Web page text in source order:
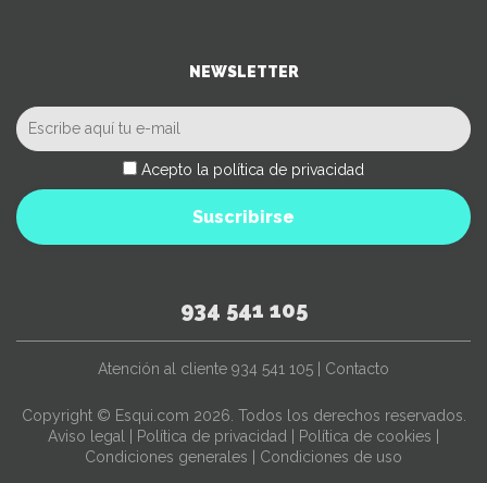
NEWSLETTER
Acepto la política de privacidad
Suscribirse
934 541 105
Atención al cliente 934 541 105 Contacto
Copyright © Esqui.com 2026. Todos los derechos reservados.
Aviso legal
Política de privacidad Política de cookies
Condiciones generales
Condiciones de uso